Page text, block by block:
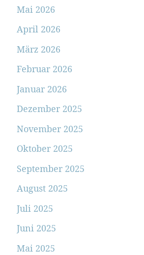
Mai 2026
April 2026
März 2026
Februar 2026
Januar 2026
Dezember 2025
November 2025
Oktober 2025
September 2025
August 2025
Juli 2025
Juni 2025
Mai 2025